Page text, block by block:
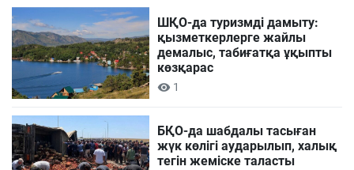
ШҚО-да туризмді дамыту:
қызметкерлерге жайлы
демалыс, табиғатқа ұқыпты
көзқарас
1
БҚО-да шабдалы тасыған
жүк көлігі аударылып, халық
тегін жеміске таласты